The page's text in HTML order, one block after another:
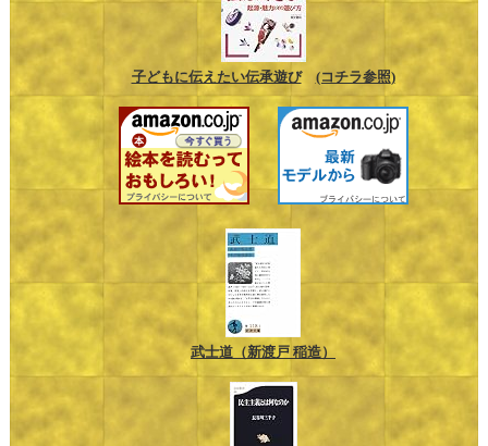
子どもに伝えたい伝承遊び (コチラ参照)
武士道（新渡戸 稲造）